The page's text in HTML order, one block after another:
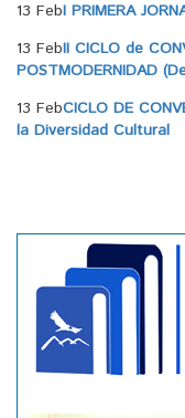
13 FebI PRIMERA
13 FebII CICLO de
POSTMODERNIDAD
13 FebCICLO DE
la Diversidad Cultural